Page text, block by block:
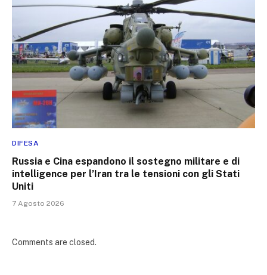
DIFESA
Russia e Cina espandono il sostegno militare e di
intelligence per l’Iran tra le tensioni con gli Stati
Uniti
7 Agosto 2026
Comments are closed.